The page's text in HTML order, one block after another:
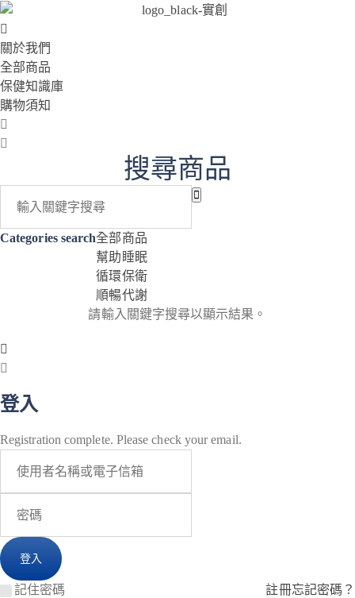
關於我們
全部商品
保健知識庫
購物須知
搜尋商品
Categories search全部商品
幫助睡眠
循環保衛
順暢代謝
請輸入關鍵字搜尋以顯示結果。
登入
Registration complete. Please check your email.
記住密碼 註冊忘記密碼？